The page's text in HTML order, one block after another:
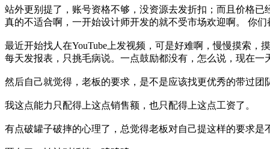
站外更别提了，账号资格不够，没资源去发折扣；而且价格
真的不适合啊，一开始设计师开发的就不受市场欢迎啊。 你
最近开始找人在YouTube上发视频，可是好难啊，慢慢摸索，
每天发报表，只挑毛病说。一点鼓励都没有，怎么说，现在一
然后自己就觉得，老板的要求，是不是应该找更优秀的带过团
我这点能力只配得上这点销售额，也只配得上这点工资了。
有点破罐子破摔的心理了，总觉得老板对自己提这样的要求